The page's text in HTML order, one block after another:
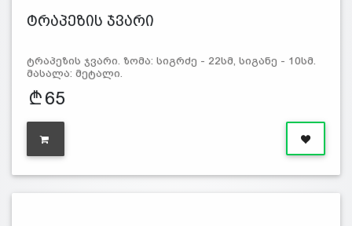
ტრაპეზის ჯვარი
ტრაპეზის ჯვარი. ზომა: სიგრძე - 22სმ, სიგანე - 10სმ.
მასალა: მეტალი.
65